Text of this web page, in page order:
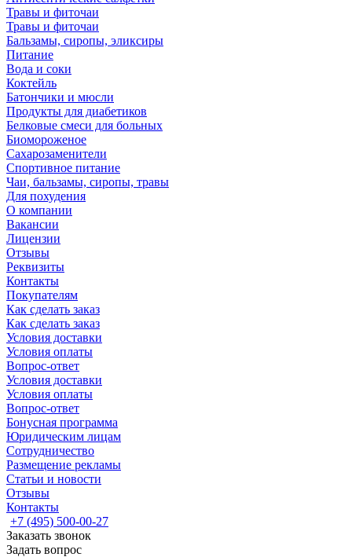
Травы и фиточаи
Травы и фиточаи
Бальзамы, сиропы, эликсиры
Питание
Вода и соки
Коктейль
Батончики и мюсли
Продукты для диабетиков
Белковые смеси для больных
Биомороженое
Сахарозаменители
Спортивное питание
Чаи, бальзамы, сиропы, травы
Для похудения
О компании
Вакансии
Лицензии
Отзывы
Реквизиты
Контакты
Покупателям
Как сделать заказ
Как сделать заказ
Условия доставки
Условия оплаты
Вопрос-ответ
Условия доставки
Условия оплаты
Вопрос-ответ
Бонусная программа
Юридическим лицам
Сотрудничество
Размещение рекламы
Статьи и новости
Отзывы
Контакты
+7 (495) 500-00-27
Заказать звонок
Задать вопрос